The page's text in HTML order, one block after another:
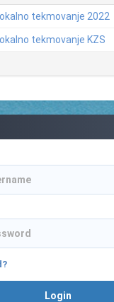
tekmovanje 2022
tekmovanje KZS